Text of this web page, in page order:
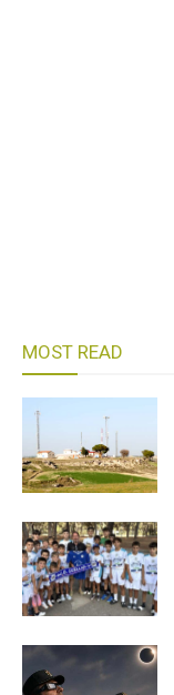
MOST READ